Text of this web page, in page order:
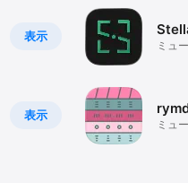
表示
表示
ミュ
ミュ